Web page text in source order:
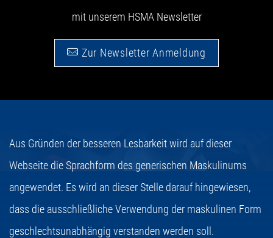
mit unserem HSMA Newsletter
Zur Newsletter Anmeldung
Aus Gründen der besseren Lesbarkeit wird auf dieser
Webseite die Sprachform des generischen Maskulinums
angewendet. Es wird an dieser Stelle darauf hingewiesen,
dass die ausschließliche Verwendung der maskulinen Form
geschlechtsunabhängig verstanden werden soll.